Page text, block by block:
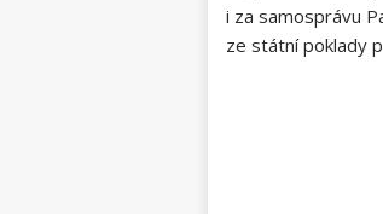
i za samosprávu
ze státní poklady